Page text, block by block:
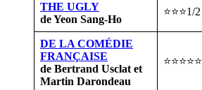
THE UGLY
de Yeon Sang-Ho
⭐⭐⭐1/2
DE LA COMÉDIE
FRANÇAISE
de Bertrand Usclat et
Martin Darondeau
⭐⭐⭐⭐⭐